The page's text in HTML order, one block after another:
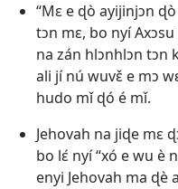
“Mɛ e ɖò ayijinjɔn
tɔn mɛ, bo nyí
na zán hlɔnhlɔn tɔn
ali jí nú wuvɛ̌ e mɔ
hudo mǐ ɖó é mǐ.
Jehovah na jiɖe mɛ
bo lɛ́ nyí “xó e wu è
enyi Jehovah ma ɖè